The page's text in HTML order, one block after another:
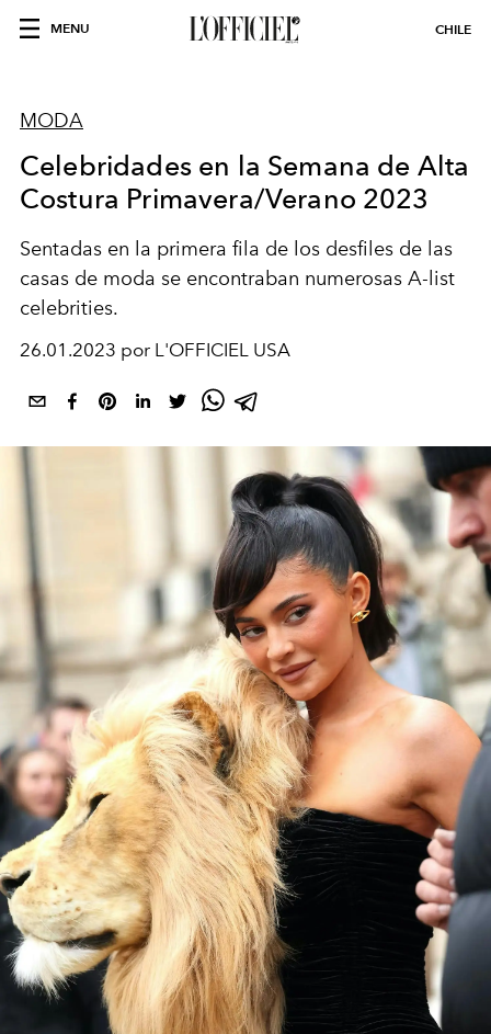
MENU CHILE
MODA
Celebridades en la Semana de Alta
Costura Primavera/Verano 2023
Sentadas en la primera fila de los desfiles de las
casas de moda se encontraban numerosas A-list
celebrities.
26.01.2023 por L'OFFICIEL USA